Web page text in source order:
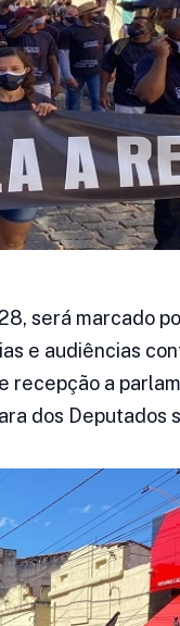
será marcado
e audiências
recepção a
dos Deputados